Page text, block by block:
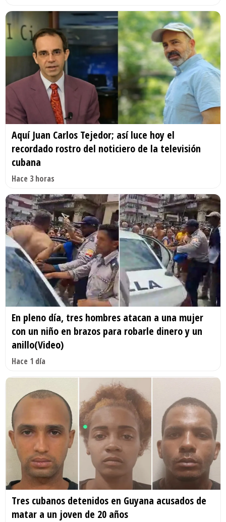
Aquí Juan Carlos Tejedor; así luce hoy el
recordado rostro del noticiero de la televisión
cubana
Hace 3 horas
En pleno día, tres hombres atacan a una mujer
con un niño en brazos para robarle dinero y un
anillo(Video)
Hace 1 día
Tres cubanos detenidos en Guyana acusados de
matar a un joven de 20 años